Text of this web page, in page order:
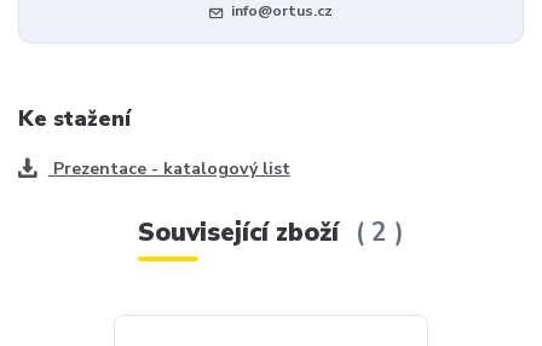
info@ortus.cz
Ke stažení
Prezentace - katalogový list
Související zboží 2